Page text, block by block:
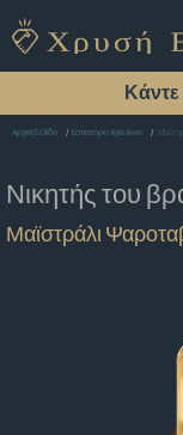
Αρχική Σελίδα Εστιατόριο Αγια Αννα
Νικητής του
Μαϊστράλι